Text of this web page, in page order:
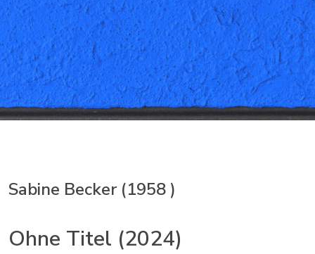
Sabine Becker (1958 )
Ohne Titel (2024)